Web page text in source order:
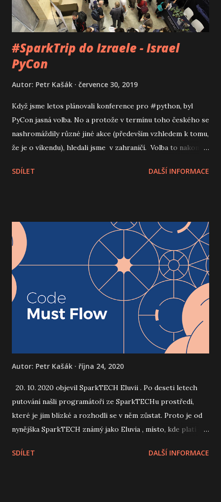
#SparkTrip do Izraele - Israel
PyCon
Autor: Petr Kašák července 30, 2019
Když jsme letos plánovali konference pro #python, byl
PyCon jasná volba. No a protože v termínu toho českého se
nashromáždily různé jiné akce (především vzhledem k tomu,
že je o víkendu), hledali jsme v zahraničí. Volba to nakonec
homeofficu v Izraeli a místní PyCon mu byl doporučen. A
SDÍLET DALŠÍ INFORMACE
Autor: Petr Kašák října 24, 2020
20. 10. 2020 objevil SparkTECH Eluvii . Po deseti letech
putování našli programátoři ze SparkTECHu prostředí,
které je jim blízké a rozhodli se v něm zůstat. Proto je od
nynějška SparkTECH známý jako Eluvia , místo, kde platí
spolehlivě jako zákony vesmíru. Sledujte www.eluvia.com
SDÍLET DALŠÍ INFORMACE